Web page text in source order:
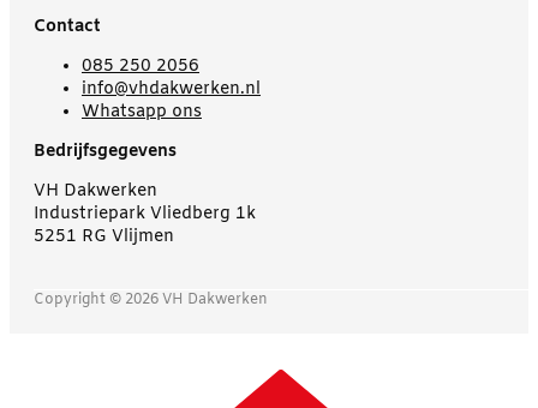
Contact
085 250 2056
info@vhdakwerken.nl
Whatsapp ons
Bedrijfsgegevens
VH Dakwerken
Industriepark Vliedberg 1k
5251 RG Vlijmen
Copyright © 2026 VH Dakwerken